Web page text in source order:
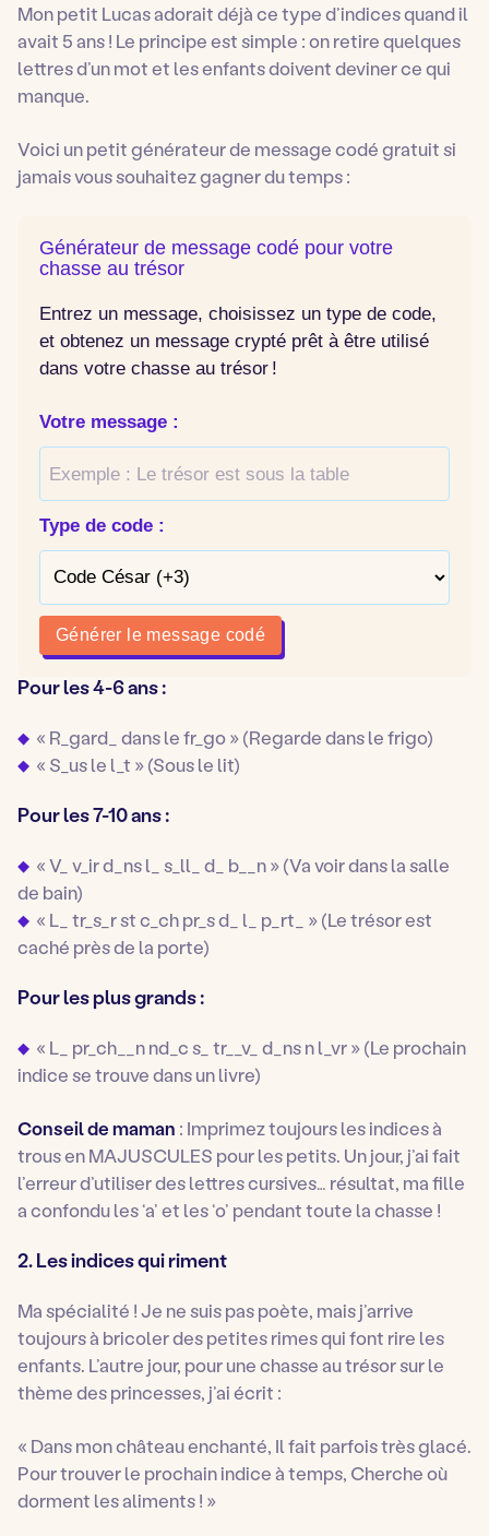
Mon petit Lucas adorait déjà ce type d’indices quand il
avait 5 ans ! Le principe est simple : on retire quelques
lettres d’un mot et les enfants doivent deviner ce qui
manque.
Voici un petit générateur de message codé gratuit si
jamais vous souhaitez gagner du temps :
Générateur de message codé pour votre
chasse au trésor
Entrez un message, choisissez un type de code,
et obtenez un message crypté prêt à être utilisé
dans votre chasse au trésor !
Votre message :
Type de code :
Générer le message codé
Pour les 4-6 ans :
« R_gard_ dans le fr_go » (Regarde dans le frigo)
« S_us le l_t » (Sous le lit)
Pour les 7-10 ans :
« V_ v_ir d_ns l_ s_ll_ d_ b__n » (Va voir dans la salle
de bain)
« L_ tr_s_rst c_chpr_s d_ l_ p_rt_ » (Le trésor est
caché près de la porte)
Pour les plus grands :
« L_ pr_ch__nnd_cs_ tr__v_ d_nsn l_vr» (Le prochain
indice se trouve dans un livre)
Conseil de maman : Imprimez toujours les indices à
trous en MAJUSCULES pour les petits. Un jour, j’ai fait
l’erreur d’utiliser des lettres cursives… résultat, ma fille
a confondu les ‘a’ et les ‘o’ pendant toute la chasse !
2. Les indices qui riment
Ma spécialité ! Je ne suis pas poète, mais j’arrive
toujours à bricoler des petites rimes qui font rire les
enfants. L’autre jour, pour une chasse au trésor sur le
thème des princesses, j’ai écrit :
« Dans mon château enchanté, Il fait parfois très glacé.
Pour trouver le prochain indice à temps, Cherche où
dorment les aliments ! »